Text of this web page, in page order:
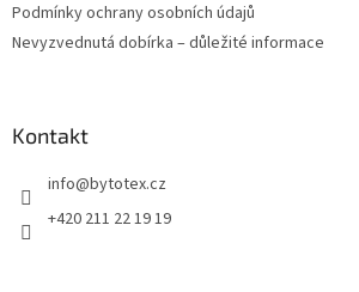
Podmínky ochrany osobních údajů
Nevyzvednutá dobírka – důležité informace
Kontakt
info@bytotex.cz
+420 211 22 19 19